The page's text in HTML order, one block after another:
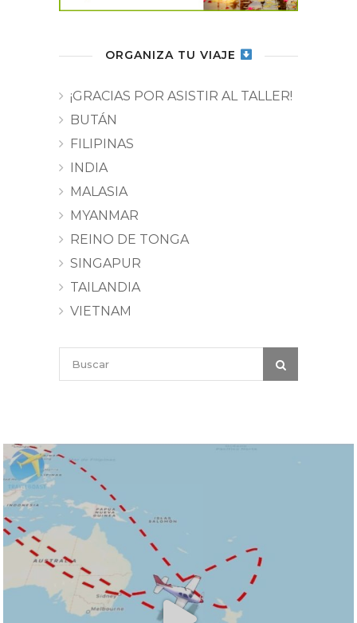
ORGANIZA TU VIAJE
¡GRACIAS POR ASISTIR AL TALLER!
BUTÁN
FILIPINAS
INDIA
MALASIA
MYANMAR
REINO DE TONGA
SINGAPUR
TAILANDIA
VIETNAM